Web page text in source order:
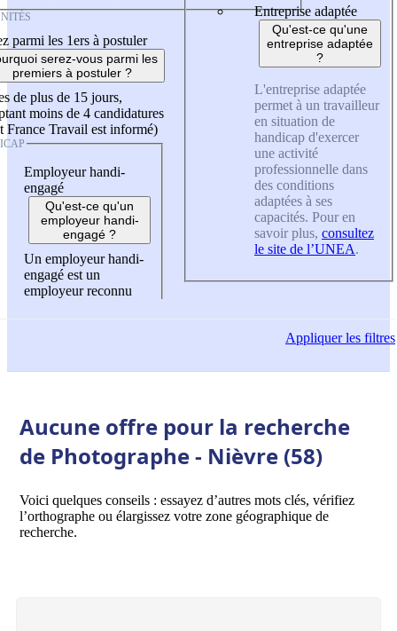
parmi les 1ers à postuler
serez-vous parmi les
premiers à postuler ?
de plus de 15 jours,
moins de 4 candidatures
France Travail est informé)
Employeur handi-
engagé
Qu'est-ce qu'un
employeur handi-
engagé ?
Un employeur handi-
engagé est un
employeur reconnu
Entreprise adaptée
Qu'est-ce qu'une
entreprise adaptée
?
L'entreprise adaptée
permet à un travailleur
en situation de
handicap d'exercer
une activité
professionnelle dans
des conditions
adaptées à ses
capacités. Pour en
savoir plus, consultez
le site de l’UNEA.
Appliquerles filtres
Aucune offre pour la recherche
de Photographe - Nièvre (58)
Voici quelques conseils : essayez d’autres mots clés, vérifiez
l’orthographe ou élargissez votre zone géographique de
recherche.